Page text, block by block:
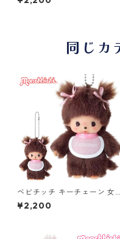
チ(Sekiguchi)
同じカ
ベビチッチ キーチェーン 女の
子 201099 セキグチ(Sekiguc
hi)
¥2,200